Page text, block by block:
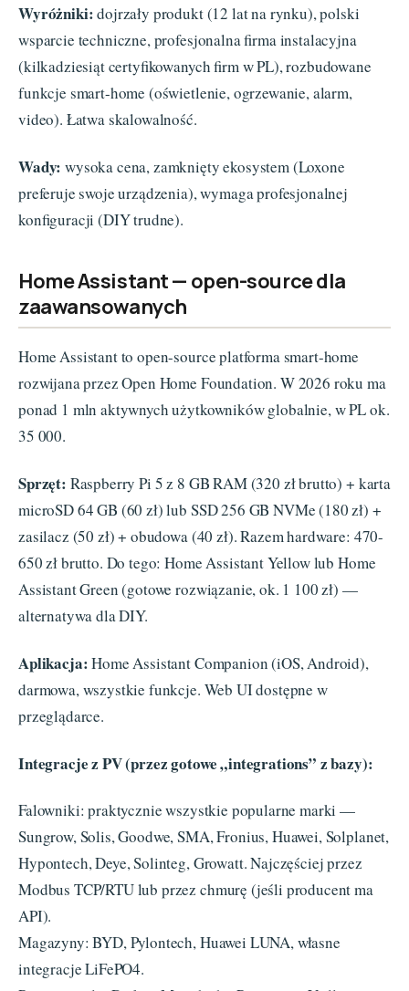
Wyróżniki:dojrzały produkt (12 lat na rynku), polski
wsparcie techniczne, profesjonalna firma instalacyjna
(kilkadziesiąt certyfikowanych firm w PL), rozbudowane
funkcje smart-home (oświetlenie, ogrzewanie, alarm,
video). Łatwa skalowalność.
Wady: wysoka cena, zamknięty ekosystem (Loxone
preferuje swoje urządzenia), wymaga profesjonalnej
konfiguracji (DIY trudne).
Home Assistant — open-source dla
zaawansowanych
Home Assistant to open-source platforma smart-home
rozwijana przez Open Home Foundation. W 2026 roku ma
ponad 1 mln aktywnych użytkowników globalnie, w PL ok.
35 000.
Sprzęt: Raspberry Pi 5 z 8 GB RAM (320 zł brutto) + karta
microSD 64 GB (60 zł) lub SSD 256 GB NVMe (180 zł) +
zasilacz (50 zł) + obudowa (40 zł). Razem hardware: 470-
650 zł brutto. Do tego: Home Assistant Yellow lub Home
Assistant Green (gotowe rozwiązanie, ok. 1 100 zł) —
alternatywa dla DIY.
Aplikacja:Home Assistant Companion (iOS, Android),
darmowa, wszystkie funkcje. Web UI dostępne w
przeglądarce.
Integracje z PV (przez gotowe „integrations” z bazy):
Falowniki: praktycznie wszystkie popularne marki —
Sungrow, Solis, Goodwe, SMA, Fronius, Huawei, Solplanet,
Hypontech, Deye, Solinteg, Growatt. Najczęściej przez
Modbus TCP/RTU lub przez chmurę (jeśli producent ma
API).
Magazyny: BYD, Pylontech, Huawei LUNA, własne
integracje LiFePO4.